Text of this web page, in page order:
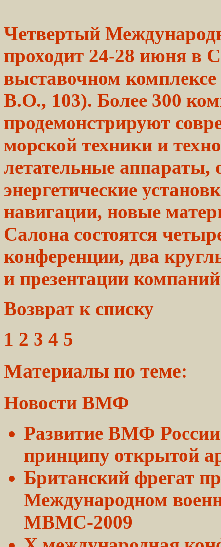
Четвертый
проходит 24-28 июня в
выставочном комплексе
В.О., 103). Более 300
продемонстрируют
морской техники и
летательные аппараты,
энергетические
навигации, новые
Салона состоятся
конференции, два
и презентации
Возврат к списку
1 2 3 4 5
Материалы по теме:
Новости ВМФ
Развитие ВМФ России
принципу открытой
Британский фрегат
Международном
МВМС-2009